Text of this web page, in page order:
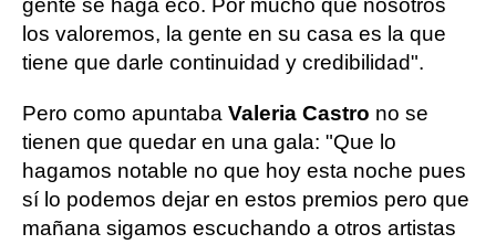
gente se haga eco. Por mucho que nosotros
los valoremos, la gente en su casa es la que
tiene que darle continuidad y credibilidad".
Pero como apuntaba Valeria Castro no se
tienen que quedar en una gala: "Que lo
hagamos notable no que hoy esta noche pues
sí lo podemos dejar en estos premios pero que
mañana sigamos escuchando a otros artistas